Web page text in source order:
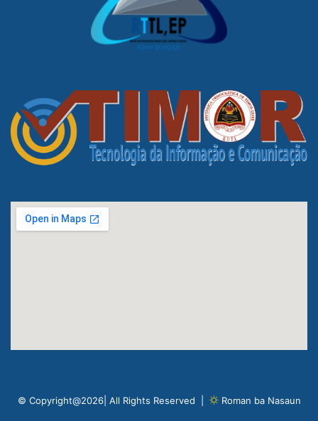
© Copyright@2026| All Rights Reserved | Roman ba Nasaun